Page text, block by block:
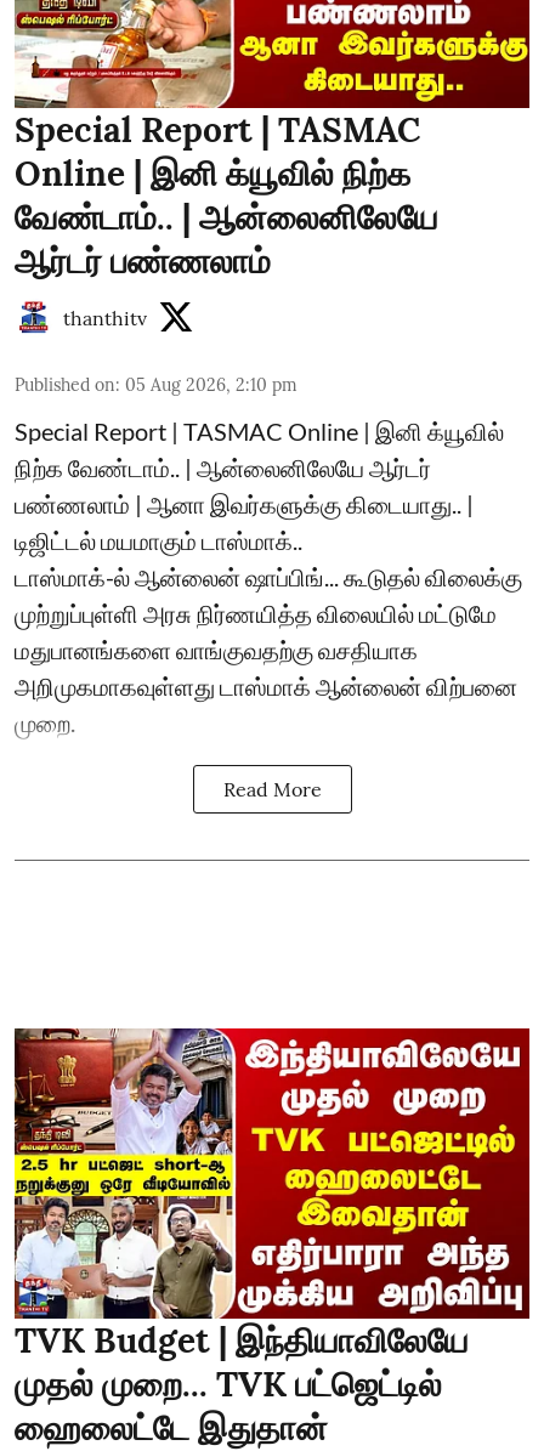
Special Report | TASMAC
Online | இனி க்யூவில் நிற்க
வேண்டாம்.. | ஆன்லைனிலேயே
ஆர்டர் பண்ணலாம்
thanthitv
Published on: 05 Aug 2026, 2:10 pm
Special Report | TASMAC Online | இனி க்யூவில்
நிற்க வேண்டாம்.. | ஆன்லைனிலேயே ஆர்டர்
பண்ணலாம் | ஆனா இவர்களுக்கு கிடையாது.. |
டிஜிட்டல் மயமாகும் டாஸ்மாக்..
டாஸ்மாக்-ல் ஆன்லைன் ஷாப்பிங்... கூடுதல் விலைக்கு
முற்றுப்புள்ளி அரசு நிர்ணயித்த விலையில் மட்டுமே
மதுபானங்களை வாங்குவதற்கு வசதியாக
அறிமுகமாகவுள்ளது டாஸ்மாக் ஆன்லைன் விற்பனை
முறை.
Read More
TVK Budget | இந்தியாவிலேயே
முதல் முறை... TVK பட்ஜெட்டில்
ஹைலைட்டே இதுதான்